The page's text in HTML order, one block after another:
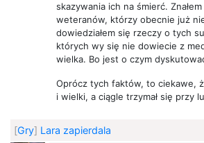
skazywania ich na śmierć.
weteranów, którzy obecnie już
dowiedziałem się rzeczy o tych
których wy się nie dowiecie z
wielka. Bo jest o czym
Oprócz tych faktów, to ciekawe,
i wielki, a ciągle trzymał się przy
[Gry] Lara zapierdala